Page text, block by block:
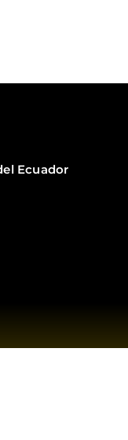
Ecuador